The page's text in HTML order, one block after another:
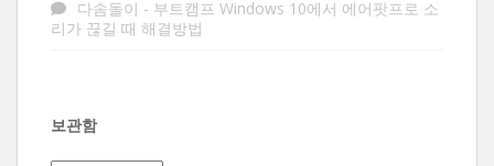
다솜돌이 - 부트캠프 Windows 10에서 에어팟프로 소
리가 끊길 때 해결방법
보관함